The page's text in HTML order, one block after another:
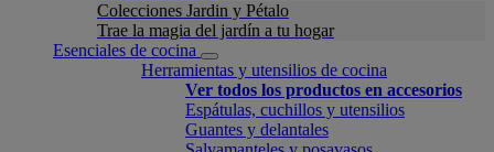
Colecciones Jardin y Pétalo
Trae la magia del jardín a tu hogar
Esenciales de cocina
Herramientas y utensilios de cocina
Ver todos los productos en accesorios
Espátulas, cuchillos y utensilios
Guantes y delantales